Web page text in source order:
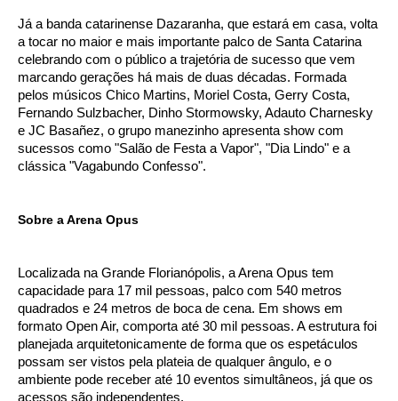
Já a banda catarinense Dazaranha, que estará em casa, volta
a tocar no maior e mais importante palco de Santa Catarina
celebrando com o público a trajetória de sucesso que vem
marcando gerações há mais de duas décadas. Formada
pelos músicos Chico Martins, Moriel Costa, Gerry Costa,
Fernando Sulzbacher, Dinho Stormowsky, Adauto Charnesky
e JC Basañez, o grupo manezinho apresenta show com
sucessos como "Salão de Festa a Vapor", "Dia Lindo" e a
clássica "Vagabundo Confesso".
Sobre a Arena Opus
Localizada na Grande Florianópolis, a Arena Opus tem
capacidade para 17 mil pessoas, palco com 540 metros
quadrados e 24 metros de boca de cena. Em shows em
formato Open Air, comporta até 30 mil pessoas. A estrutura foi
planejada arquitetonicamente de forma que os espetáculos
possam ser vistos pela plateia de qualquer ângulo, e o
ambiente pode receber até 10 eventos simultâneos, já que os
acessos são independentes.